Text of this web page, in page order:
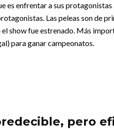
es enfrentar a sus
Las peleas son de
show fue estrenado. Más
para ganar campeonatos.
pero